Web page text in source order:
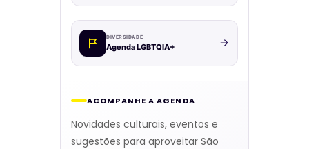
DIVERSIDADE
Agenda LGBTQIA+
ACOMPANHE A AGENDA
Novidades culturais, eventos e
sugestões para aproveitar São